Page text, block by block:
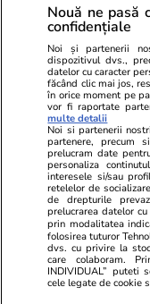
Horoscop 5
de abordări
subiectele
cheltuieli
Știri România
Dunărea a
până la
„Nu poți să te
Auto
Nouă ne pasă
confidențiale
Noi și partenerii
dispozitivul dvs.,
datelor cu caracter
făcând clic mai jos,
în orice moment pe
vor fi raportate
multe detalii
Noi si partenerii
partenere, precum
prelucram date
personaliza
interesele si/sau
retelelor de
de drepturile
prelucrarea datelor
prin modalitatea
folosirea tuturor
dvs. cu privire la
care colaboram.
INDIVIDUAL” puteti
cele legate de cookie